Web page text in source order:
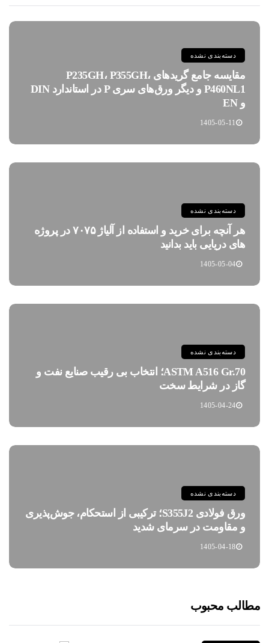
دسته‌بندی نشده
مقایسه جامع گریدهای P235GH، P355GH،
P460NL1 و دیگر ورق‌های سری P در استاندارد DIN
و EN
1405-05-11
دسته‌بندی نشده
هر آنچه برای خرید و استفاده از آلیاژ ۷۰۷۵ در پروژه
های دریایی باید بدانید
1405-05-04
دسته‌بندی نشده
ASTM A516 Gr.70؛ انتخاب بی رقیب صنایع نفت و
گاز در شرایط سخت
1405-04-24
دسته‌بندی نشده
ورق فولادی S355J2؛ ترکیبی از استحکام، جوش‌پذیری
و مقاومت در سرمای شدید
1405-04-18
مطالب محبوب